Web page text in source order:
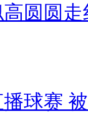
圆圆走
球赛